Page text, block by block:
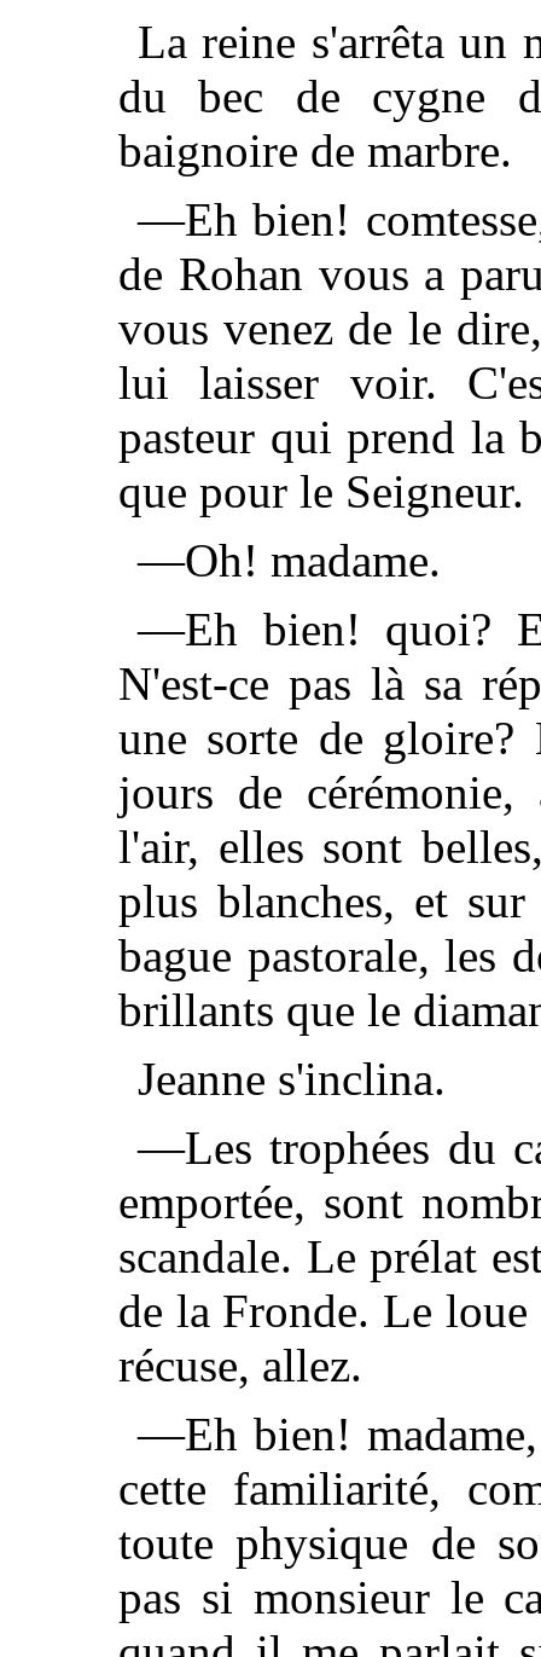
La reine s'arrêta un
du bec de cygne
baignoire de marbre.
—Eh bien!
de Rohan vous a
vous venez de le
lui laisser voir.
pasteur qui prend la
que pour le Seigneur.
—Oh! madame.
—Eh bien! quoi?
N'est-ce pas là sa
une sorte de gloire?
jours de
l'air, elles sont
plus blanches, et
bague pastorale, les
brillants que le
Jeanne s'inclina.
—Les trophées du
emportée, sont
scandale. Le prélat
de la Fronde. Le
récuse, allez.
—Eh bien!
cette familiarité,
toute physique de
pas si monsieur le